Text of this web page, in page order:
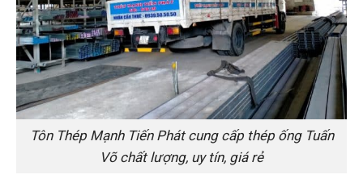
Tôn Thép Mạnh Tiến Phát cung cấp thép ống Tuấn
Võ chất lượng, uy tín, giá rẻ